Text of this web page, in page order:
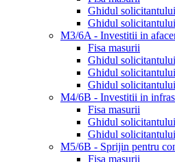
Ghidul
Ghidul
M3/6A - Investitii in
Fisa masurii
Ghidul
Ghidul
Ghidul
M4/6B - Investitii in
Fisa masurii
Ghidul
Ghidul
M5/6B - Sprijin pentru
Fisa masurii